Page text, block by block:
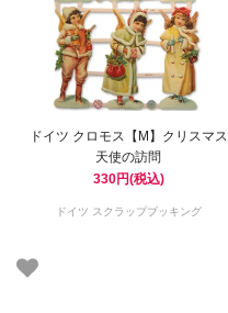
ドイツ クロモス【M】クリスマス
天使の訪問
330円(税込)
ドイツ スクラップブッキング